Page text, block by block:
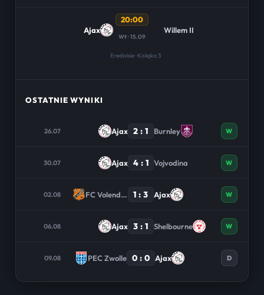
Ajax
20:00
Wt · 15.09
Willem II
Eredivisie · Kolejka 3
OSTATNIE WYNIKI
26.07 Ajax 2 : 1 Burnley W
30.07 Ajax 4 : 1 Vojvodina W
02.08 FC Volendam 1 : 3 Ajax W
06.08 Ajax 3 : 1 Shelbourne W
09.08 PEC Zwolle 0 : 0 Ajax D